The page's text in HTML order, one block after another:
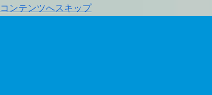
コンテンツへスキップ